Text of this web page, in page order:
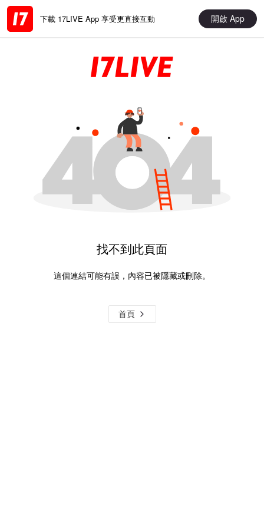
下載 17LIVE App 享受更直接互動 開啟 App
找不到此頁面
這個連結可能有誤，內容已被隱藏或刪除。
首頁